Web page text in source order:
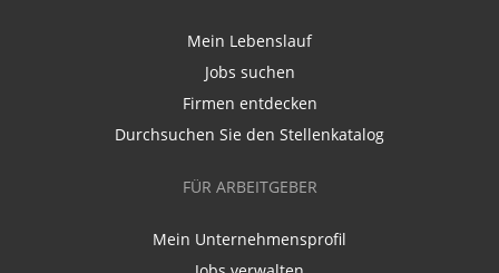
Mein Lebenslauf
Jobs suchen
Firmen entdecken
Durchsuchen Sie den Stellenkatalog
FÜR ARBEITGEBER
Mein Unternehmensprofil